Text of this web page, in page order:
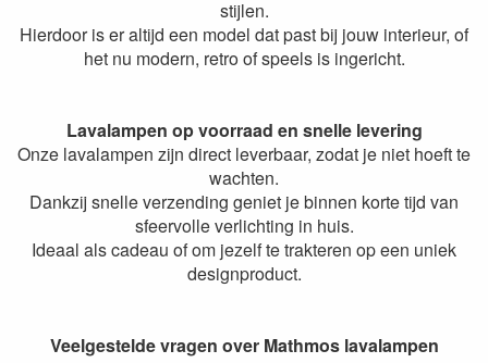
stijlen.
Hierdoor is er altijd een model dat past bij jouw interieur, of
het nu modern, retro of speels is ingericht.
Lavalampen op voorraad en snelle levering
Onze lavalampen zijn direct leverbaar, zodat je niet hoeft te
wachten.
Dankzij snelle verzending geniet je binnen korte tijd van
sfeervolle verlichting in huis.
Ideaal als cadeau of om jezelf te trakteren op een uniek
designproduct.
Veelgestelde vragen over Mathmos lavalampen